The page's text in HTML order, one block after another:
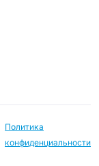
Политика
конфиденциальности